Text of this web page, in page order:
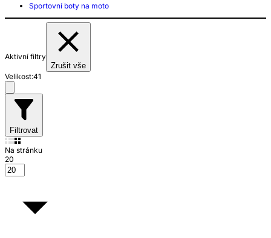
Sportovní boty na moto
Aktivní filtry
Zrušit vše
Velikost:41
Filtrovat
Na stránku
20